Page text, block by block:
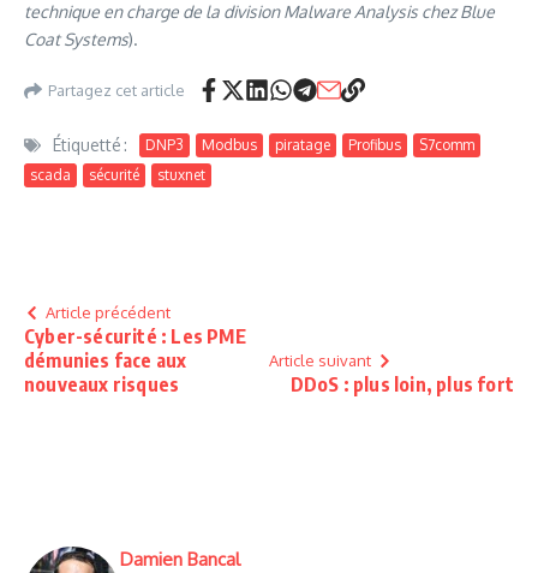
technique en charge de la division Malware Analysis chez Blue
Coat Systems).
Partagez cet article
Étiquetté : DNP3 Modbus piratage Profibus
S7comm
scada
sécurité stuxnet
Article précédent
Cyber-sécurité : Les PME
démunies face aux
nouveaux risques
Article suivant
DDoS : plus loin, plus fort
Damien Bancal